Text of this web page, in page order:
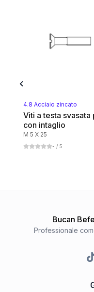
4.8 Acciaio zincato
Viti a testa svasata
con intaglio
M 5 X 25
- / 5
Bucan
Professionale